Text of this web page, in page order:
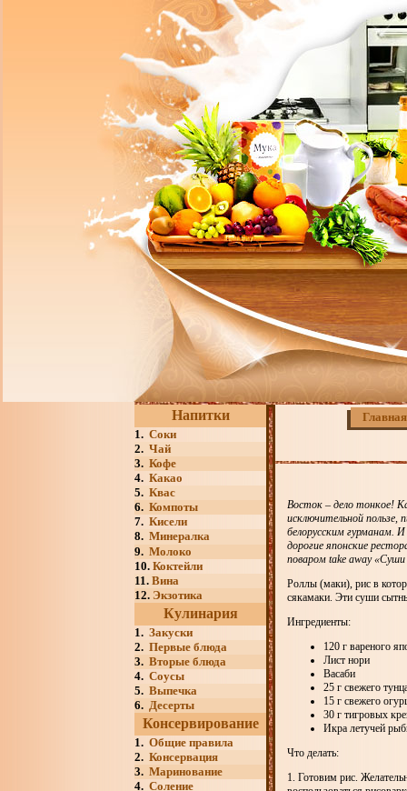
Напитки
1. Соки
2. Чай
3. Кофе
4. Какао
5. Квас
6. Компоты
7. Кисели
8. Минералка
9. Молоко
10. Коктейли
11. Вина
12. Экзотика
Кулинария
1. Закуски
2. Первые блюда
3. Вторые блюда
4. Соусы
5. Выпечка
6. Десерты
Консервирование
1. Общие правила
2. Консервация
3. Маринование
4. Соление
Главная
Восток – дело тонкое!
исключительной пользе,
белорусским гурманам.
дорогие японские
поваром take away «Суши
Роллы (маки), рис в
сякамаки. Эти суши
Ингредиенты:
120 г вареного
Лист нори
Васаби
25 г свежего
15 г свежего
30 г тигровых
Икра летучей
Что делать:
1. Готовим рис.